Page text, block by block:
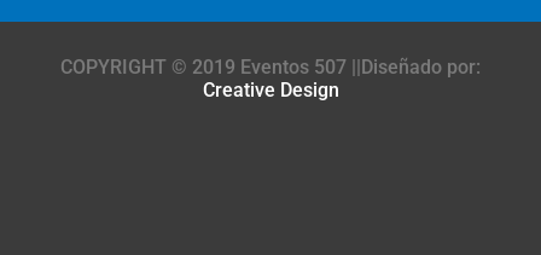
COPYRIGHT © 2019 Eventos 507 ||Diseñado por:
Creative Design